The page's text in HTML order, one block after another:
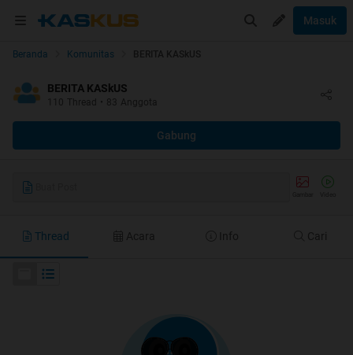
Masuk
Beranda Komunitas BERITA KASkUS
BERITA KASkUS
Thread • 83 Anggota
Gabung
Thread Acara Info Cari